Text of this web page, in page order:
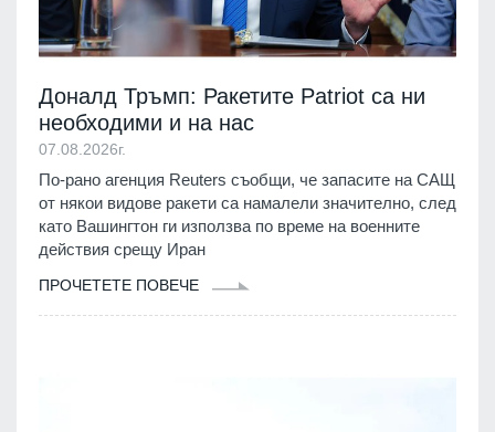
Доналд Тръмп: Ракетите Patriot са ни
необходими и на нас
07.08.2026г.
По-рано агенция Reuters съобщи, че запасите на САЩ
от някои видове ракети са намалели значително, след
като Вашингтон ги използва по време на военните
действия срещу Иран
ПРОЧЕТЕТЕ ПОВЕЧЕ